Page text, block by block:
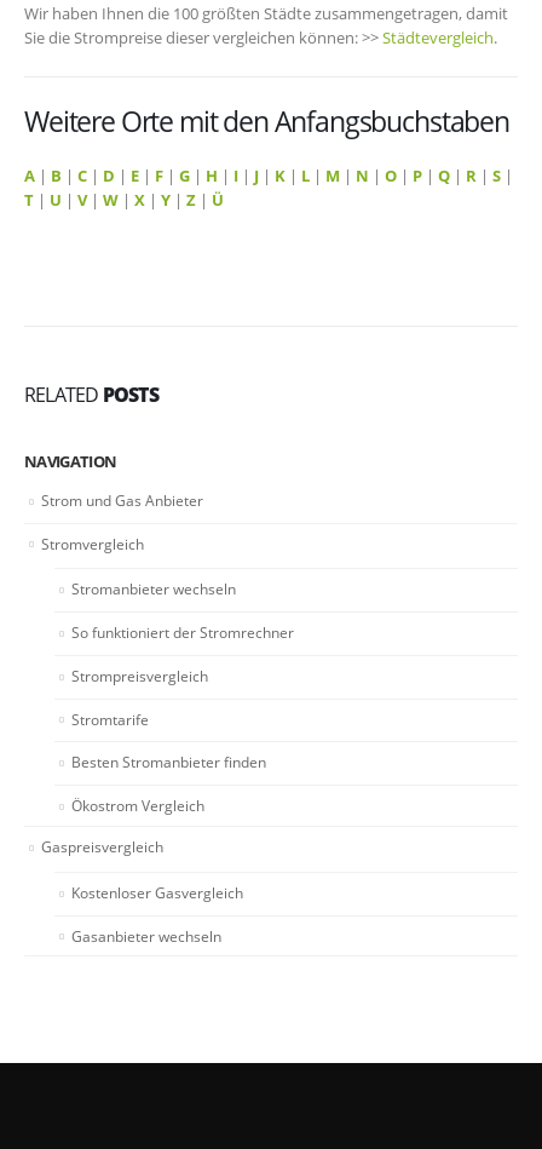
Wir haben Ihnen die 100 größten Städte zusammengetragen, damit
Sie die Strompreise dieser vergleichen können: >>Städtevergleich.
Weitere Orte mit den Anfangsbuchstaben
A | B | C | D | E | F | G | H | I | J | K | L | M | N | O | P | Q | R | S |
T | U | V| W | X | Y | Z | Ü
RELATED POSTS
NAVIGATION
Strom und Gas Anbieter
Stromvergleich
Stromanbieter wechseln
So funktioniert der Stromrechner
Strompreisvergleich
Stromtarife
Besten Stromanbieter finden
Ökostrom Vergleich
Gaspreisvergleich
Kostenloser Gasvergleich
Gasanbieter wechseln